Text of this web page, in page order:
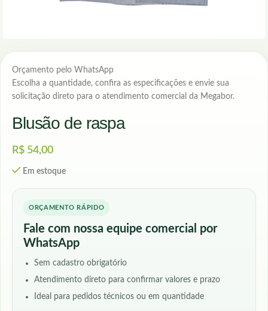
Orçamento pelo WhatsApp
Escolha a quantidade, confira as especificações e envie sua
solicitação direto para o atendimento comercial da Megabor.
Blusão de raspa
R$54,00
Em estoque
ORÇAMENTO RÁPIDO
Fale com nossa equipe comercial por
WhatsApp
Sem cadastro obrigatório
Atendimento direto para confirmar valores e prazo
Ideal para pedidos técnicos ou em quantidade